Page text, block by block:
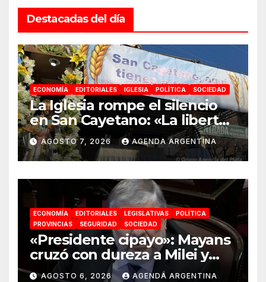
Destacadas del día
ECONOMÍA EDITORIALES IGLESIA POLÍTICA SOCIEDAD
La Iglesia rompe el silencio
en San Cayetano: «La libertad
económica no puede ser
absoluta»
AGOSTO 7, 2026 AGENDA ARGENTINA
ECONOMÍA EDITORIALES LEGISLATIVAS
POLÍTICA
PROVINCIAS
SEGURIDAD SOCIEDAD
«Presidente cipayo»: Mayans
cruzó con dureza a Milei y
advirtió sobre un juicio
AGOSTO 6, 2026 AGENDA ARGENTINA